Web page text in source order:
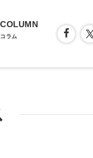
COLUMN
コラム